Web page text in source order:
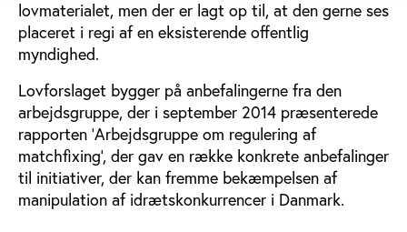
lovmaterialet, men der er lagt op til, at den gerne ses
placeret i regi af en eksisterende offentlig
myndighed.
Lovforslaget bygger på anbefalingerne fra den
arbejdsgruppe, der i september 2014 præsenterede
rapporten ’Arbejdsgruppe om regulering af
matchfixing’, der gav en række konkrete anbefalinger
til initiativer, der kan fremme bekæmpelsen af
manipulation af idrætskonkurrencer i Danmark.